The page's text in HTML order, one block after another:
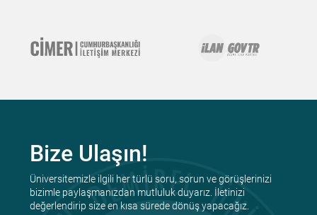
Bize Ulaşın!
Üniversitemizle ilgili her türlü soru, sorun ve görüşlerinizi
bizimle paylaşmanızdan mutluluk duyarız. İletinizi
değerlendirip size en kısa sürede dönüş yapacağız.